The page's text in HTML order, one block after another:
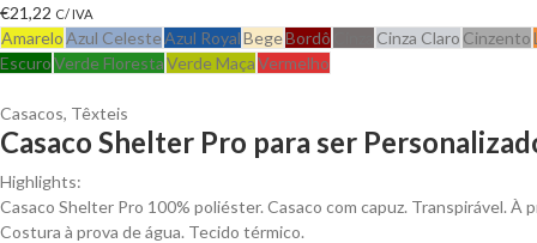
€21,22 C/ IVA
AmareloAzul CelesteAzul RoyalBegeBordô Cinza Claro Cinzento
EscuroVerde FlorestaVerde MaçaVermelho
Casacos, Têxteis
Casaco Shelter Pro para ser
Highlights:
Casaco Shelter Pro 100% poliéster. Casaco com capuz. Transpirável. À
Costura à prova de água. Tecido térmico.